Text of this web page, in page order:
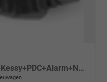
Style 150PS DSG Voll-LED+Kessy+PDC+Alarm+Navi+Pano+Sound+Kamera+GV5